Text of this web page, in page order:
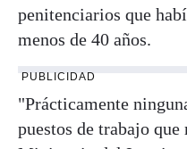
penitenciarios que
menos de 40 años.
PUBLICIDAD
"Prácticamente
puestos de trabajo